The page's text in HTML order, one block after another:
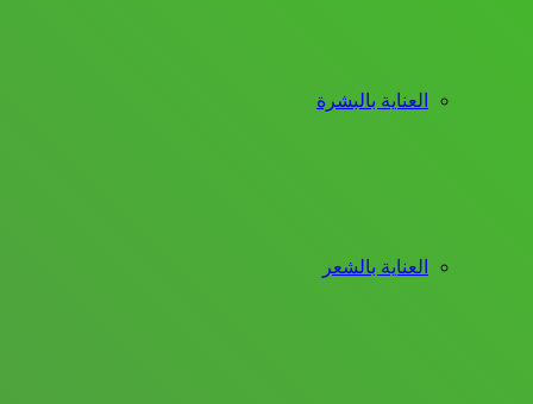
العناية بالبشرة
العناية بالشعر